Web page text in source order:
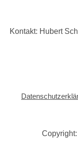
Kontakt: Hubert